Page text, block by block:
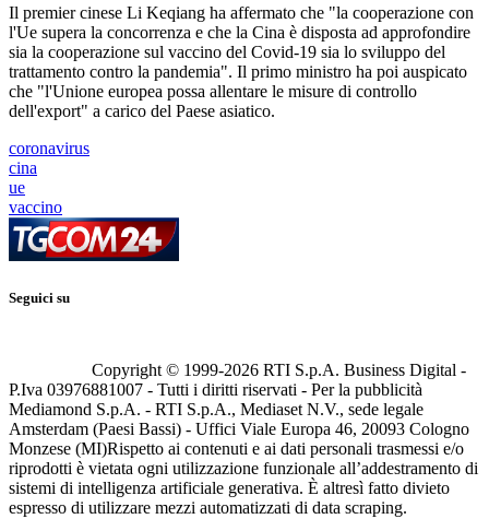
Il premier cinese Li Keqiang ha affermato che "la cooperazione con
l'Ue supera la concorrenza e che la Cina è disposta ad approfondire
sia la cooperazione sul vaccino del Covid-19 sia lo sviluppo del
trattamento contro la pandemia". Il primo ministro ha poi auspicato
che "l'Unione europea possa allentare le misure di controllo
dell'export" a carico del Paese asiatico.
coronavirus
cina
ue
vaccino
Seguici su
Copyright © 1999-2026 RTI S.p.A. Business Digital -
P.Iva 03976881007 - Tutti i diritti riservati - Per la pubblicità
Mediamond S.p.A. - RTI S.p.A., Mediaset N.V., sede legale
Amsterdam (Paesi Bassi) - Uffici Viale Europa 46, 20093 Cologno
Monzese (MI)Rispetto ai contenuti e ai dati personali trasmessi e/o
riprodotti è vietata ogni utilizzazione funzionale all’addestramento di
sistemi di intelligenza artificiale generativa. È altresì fatto divieto
espresso di utilizzare mezzi automatizzati di data scraping.